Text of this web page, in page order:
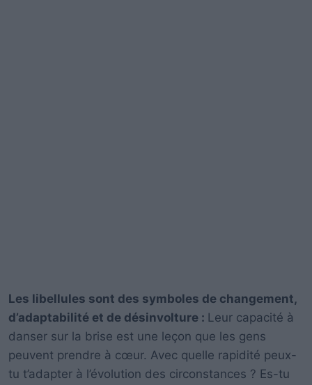
Les libellules sont des symboles de changement,
d’adaptabilité et de désinvolture : Leur capacité à
danser sur la brise est une leçon que les gens
peuvent prendre à cœur. Avec quelle rapidité peux-
tu t’adapter à l’évolution des circonstances ? Es-tu